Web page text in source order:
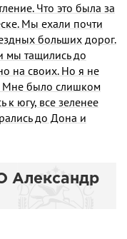
Что это была за
Мы ехали почти
больших дорог.
мы тащились до
на своих. Но я не
Мне было слишком
югу, все зеленее
до Дона и
Александр